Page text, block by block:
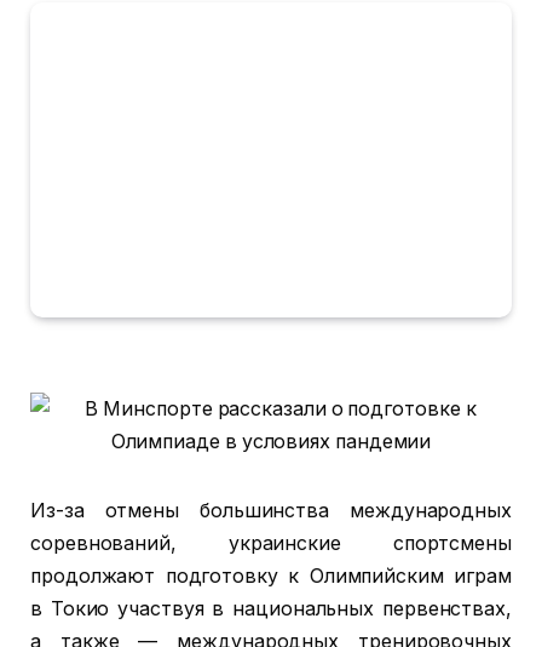
Из-за отмены большинства международных
соревнований, украинские спортсмены
продолжают подготовку к Олимпийским играм
в Токио участвуя в национальных первенствах,
а также — международных тренировочных